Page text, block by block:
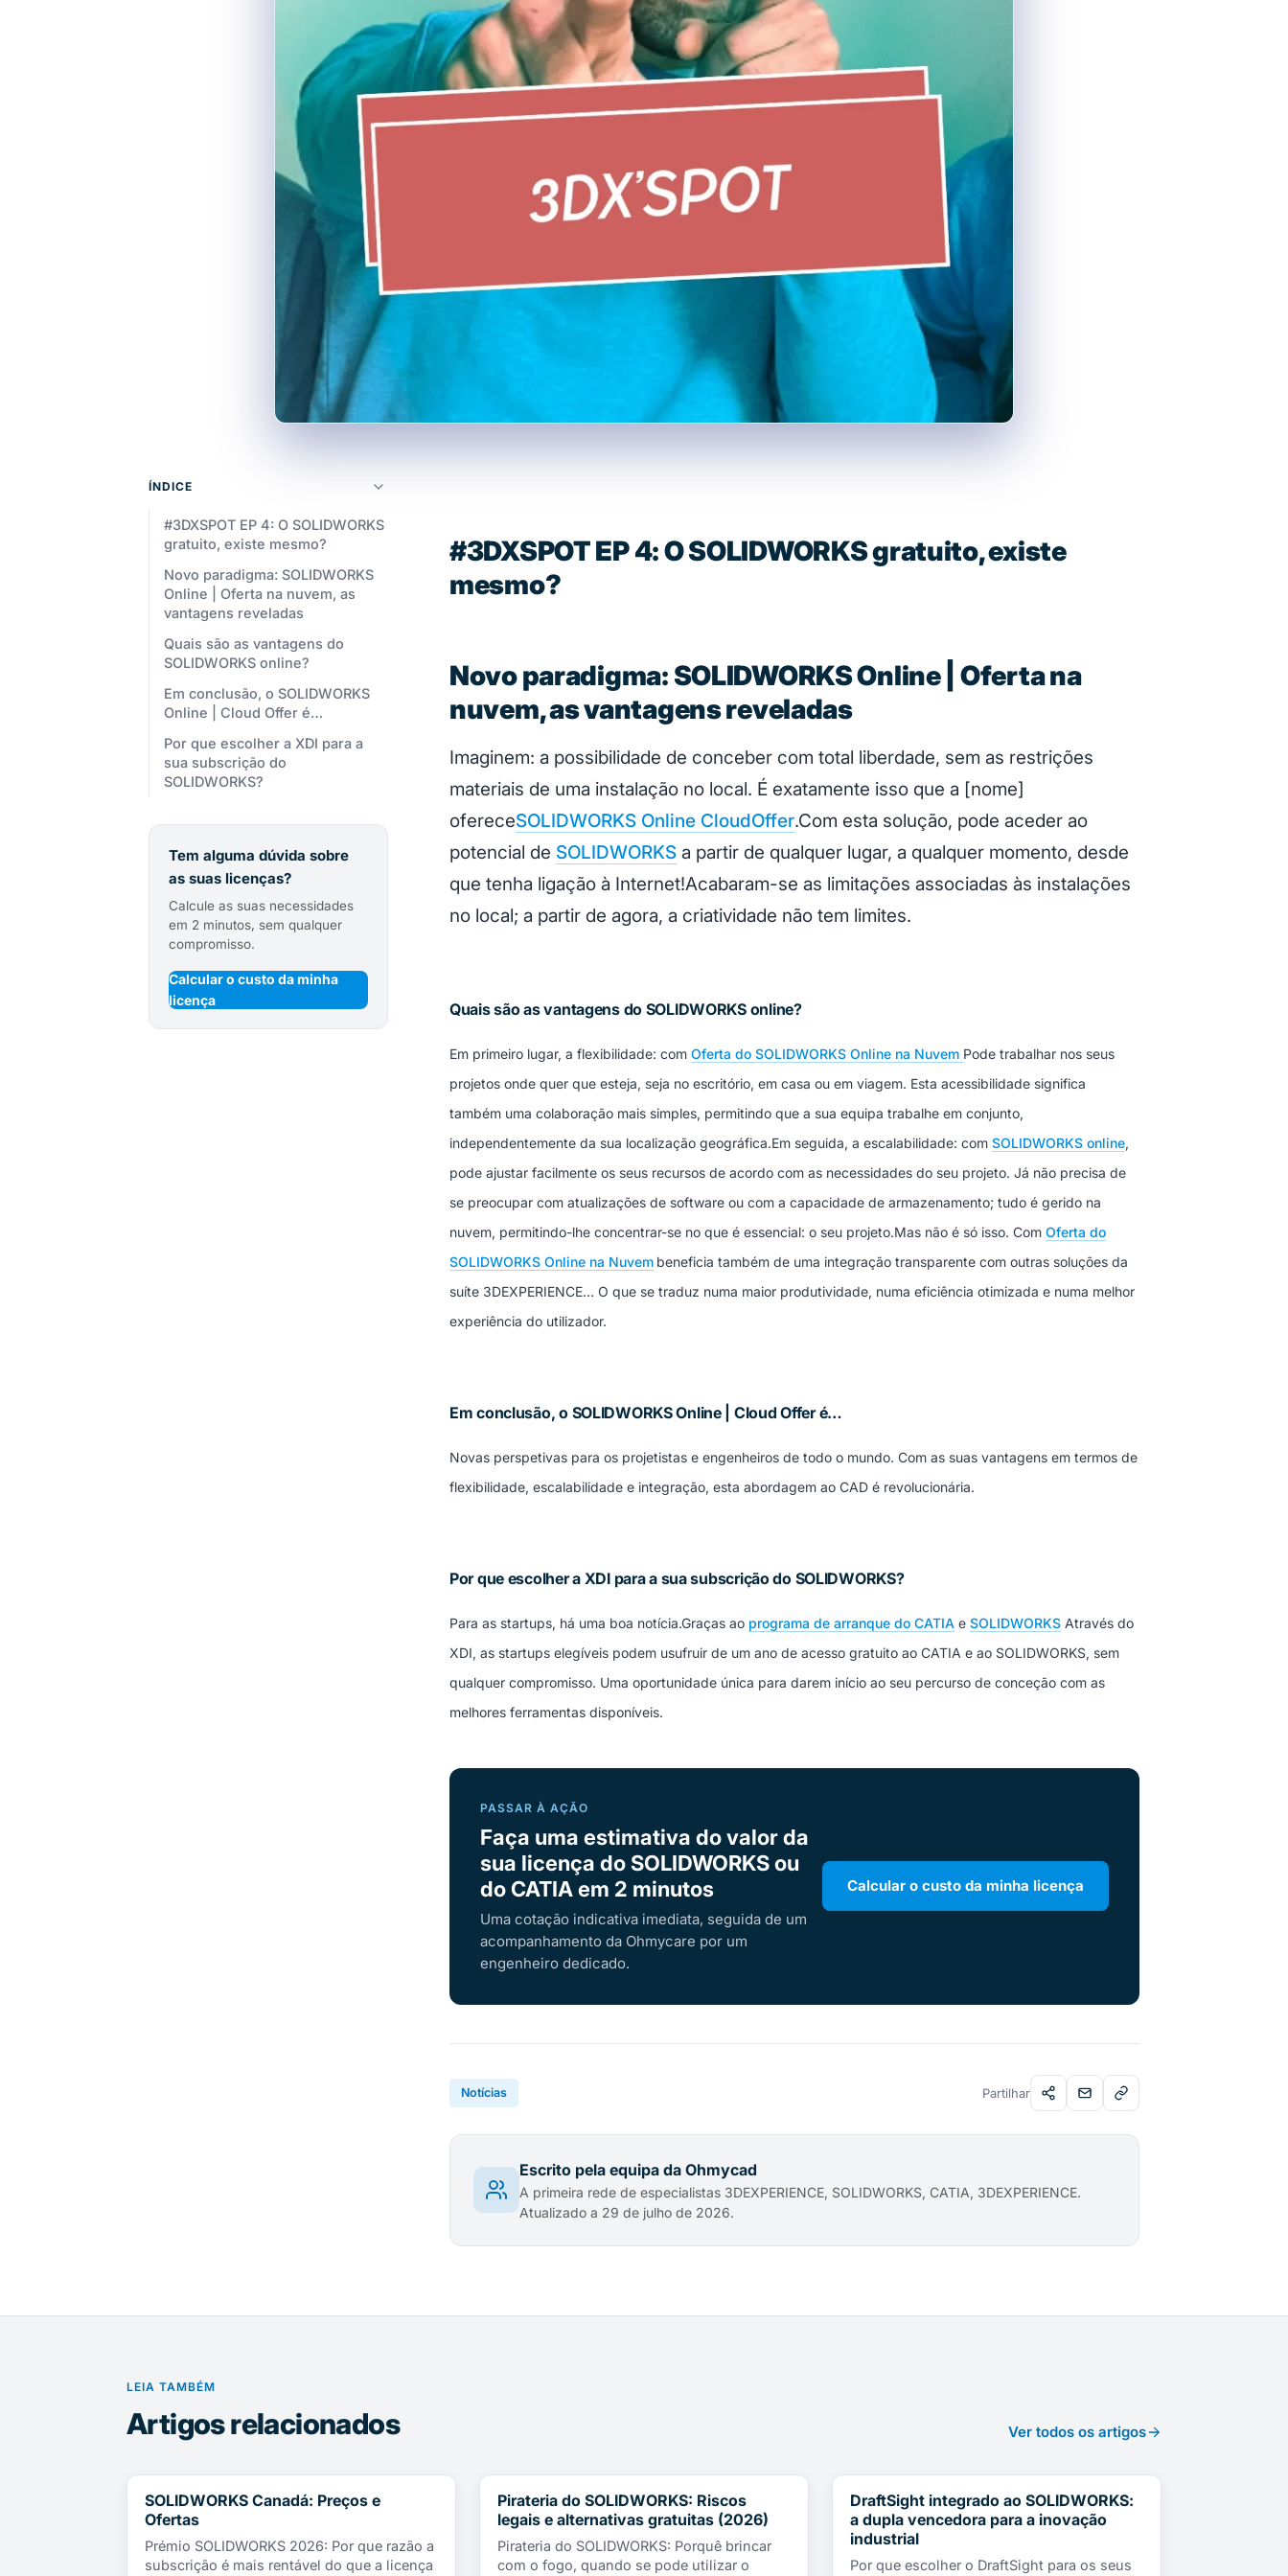
ÍNDICE
#3DXSPOT EP 4: O SOLIDWORKS
gratuito, existe mesmo?
Novo paradigma: SOLIDWORKS
Online | Oferta na nuvem, as
vantagens reveladas
Quais são as vantagens do
SOLIDWORKS online?
Em conclusão, o SOLIDWORKS
Online | Cloud Offer é…
Por que escolher a XDI para a
sua subscrição do
SOLIDWORKS?
Tem alguma dúvida sobre
as suas licenças?
Calcule as suas necessidades
em 2 minutos, sem qualquer
compromisso.
Calcular o custo da minha
licença
#3DXSPOT EP 4: O SOLIDWORKS gratuito, existe
mesmo?
Novo paradigma: SOLIDWORKS Online | Oferta na
nuvem, as vantagens reveladas
Imaginem: a possibilidade de conceber com total liberdade, sem as restrições
materiais de uma instalação no local. É exatamente isso que a [nome]
ofereceSOLIDWORKS Online CloudOffer.Com esta solução, pode aceder ao
potencial de SOLIDWORKS a partir de qualquer lugar, a qualquer momento, desde
que tenha ligação à Internet!Acabaram-se as limitações associadas às instalações
no local; a partir de agora, a criatividade não tem limites.
Quais são as vantagens do SOLIDWORKS online?
Em primeiro lugar, a flexibilidade: com Oferta do SOLIDWORKS Online na Nuvem Pode trabalhar nos seus
projetos onde quer que esteja, seja no escritório, em casa ou em viagem. Esta acessibilidade significa
também uma colaboração mais simples, permitindo que a sua equipa trabalhe em conjunto,
independentemente da sua localização geográfica.Em seguida, a escalabilidade: com SOLIDWORKS online,
pode ajustar facilmente os seus recursos de acordo com as necessidades do seu projeto. Já não precisa de
se preocupar com atualizações de software ou com a capacidade de armazenamento; tudo é gerido na
nuvem, permitindo-lhe concentrar-se no que é essencial: o seu projeto.Mas não é só isso. Com Oferta do
SOLIDWORKS Online na Nuvem beneficia também de uma integração transparente com outras soluções da
suíte 3DEXPERIENCE… O que se traduz numa maior produtividade, numa eficiência otimizada e numa melhor
experiência do utilizador.
Em conclusão, o SOLIDWORKS Online | Cloud Offer é…
Novas perspetivas para os projetistas e engenheiros de todo o mundo. Com as suas vantagens em termos de
flexibilidade, escalabilidade e integração, esta abordagem ao CAD é revolucionária.
Por que escolher a XDI para a sua subscrição do SOLIDWORKS?
Para as startups, há uma boa notícia.Graças ao programa de arranque do CATIA e SOLIDWORKS Através do
XDI, as startups elegíveis podem usufruir de um ano de acesso gratuito ao CATIA e ao SOLIDWORKS, sem
qualquer compromisso. Uma oportunidade única para darem início ao seu percurso de conceção com as
melhores ferramentas disponíveis.
PASSAR À AÇÃO
Faça uma estimativa do valor da
sua licença do SOLIDWORKS ou
do CATIA em 2 minutos
Uma cotação indicativa imediata, seguida de um
acompanhamento da Ohmycare por um
engenheiro dedicado.
Calcular o custo da minha licença
Notícias Partilhar
Escrito pela equipa da Ohmycad
A primeira rede de especialistas 3DEXPERIENCE, SOLIDWORKS, CATIA, 3DEXPERIENCE.
Atualizado a 29 de julho de 2026.
LEIA TAMBÉM
Artigos relacionados Ver todos os artigos
NOTÍCIAS
SOLIDWORKS Canadá: Preços e
Ofertas
Prémio SOLIDWORKS 2026: Por que razão a
subscrição é mais rentável do que a licença
NOTÍCIAS
Pirateria do SOLIDWORKS: Riscos
legais e alternativas gratuitas (2026)
Pirateria do SOLIDWORKS: Porquê brincar
com o fogo, quando se pode utilizar o
NOTÍCIAS
DraftSight integrado ao SOLIDWORKS:
a dupla vencedora para a inovação
industrial
Por que escolher o DraftSight para os seus